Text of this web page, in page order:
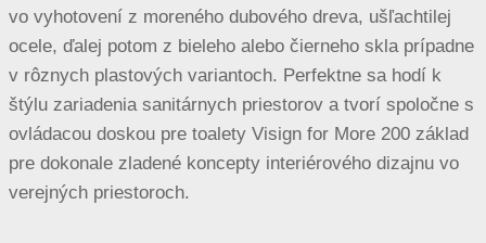
vo vyhotovení z moreného dubového dreva, ušľachtilej
ocele, ďalej potom z bieleho alebo čierneho skla prípadne
v rôznych plastových variantoch. Perfektne sa hodí k
štýlu zariadenia sanitárnych priestorov a tvorí spoločne s
ovládacou doskou pre toalety Visign for More 200 základ
pre dokonale zladené koncepty interiérového dizajnu vo
verejných priestoroch.